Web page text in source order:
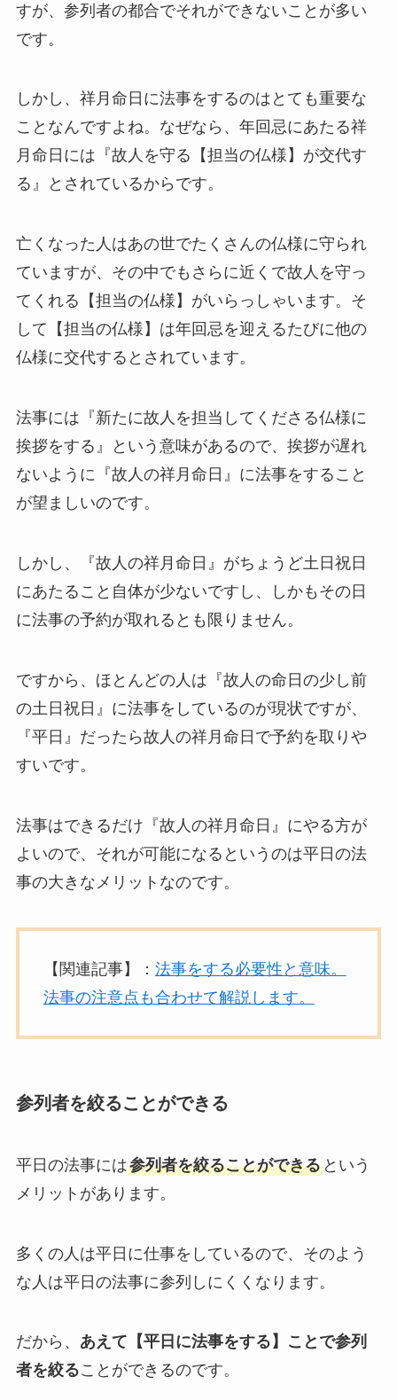
すが、参列者の都合でそれができないことが多い
です。
しかし、祥月命日に法事をするのはとても重要な
ことなんですよね。なぜなら、年回忌にあたる祥
月命日には『故人を守る【担当の仏様】が交代す
る』とされているからです。
亡くなった人はあの世でたくさんの仏様に守られ
ていますが、その中でもさらに近くで故人を守っ
てくれる【担当の仏様】がいらっしゃいます。そ
して【担当の仏様】は年回忌を迎えるたびに他の
仏様に交代するとされています。
法事には『新たに故人を担当してくださる仏様に
挨拶をする』という意味があるので、挨拶が遅れ
ないように『故人の祥月命日』に法事をすること
が望ましいのです。
しかし、『故人の祥月命日』がちょうど土日祝日
にあたること自体が少ないですし、しかもその日
に法事の予約が取れるとも限りません。
ですから、ほとんどの人は『故人の命日の少し前
の土日祝日』に法事をしているのが現状ですが、
『平日』だったら故人の祥月命日で予約を取りや
すいです。
法事はできるだけ『故人の祥月命日』にやる方が
よいので、それが可能になるというのは平日の法
事の大きなメリットなのです。
【関連記事】： 法事をする必要性と意味。
法事の注意点も合わせて解説します。
参列者を絞ることができる
平日の法事には参列者を絞ることができるという
メリットがあります。
多くの人は平日に仕事をしているので、そのよう
な人は平日の法事に参列しにくくなります。
だから、 あえて【平日に法事をする】ことで参列
者を絞ることができるのです。